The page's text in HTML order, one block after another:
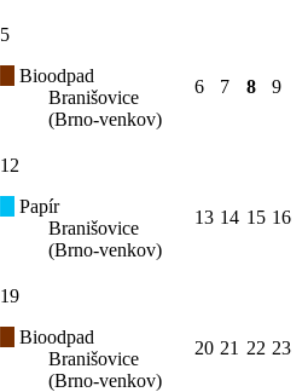
5
Bioodpad
Branišovice
(Brno-venkov)
6 7 8 9
12
Papír
Branišovice
(Brno-venkov)
13 14 15 16
19
Bioodpad
Branišovice
(Brno-venkov)
20 21 22 23